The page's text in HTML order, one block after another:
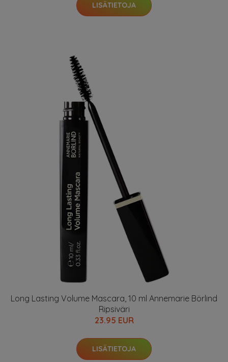
LISÄTIETOJA
Long Lasting Volume Mascara, 10 ml Annemarie Börlind
Ripsiväri
23.95 EUR
LISÄTIETOJA